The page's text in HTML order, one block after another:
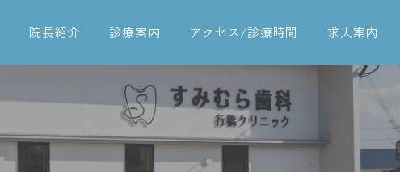
院長紹介 診療案内
歯周病治療
アクセス/診療時間 求人案内